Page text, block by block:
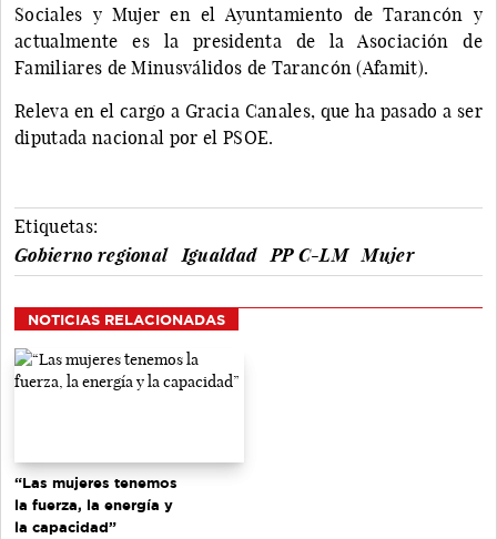
Sociales y Mujer en el Ayuntamiento de Tarancón y
actualmente es la presidenta de la Asociación de
Familiares de Minusválidos de Tarancón (Afamit).
Releva en el cargo a Gracia Canales, que ha pasado a ser
diputada nacional por el PSOE.
Etiquetas:
Gobierno regional
Igualdad PP C-LM Mujer
NOTICIAS RELACIONADAS
“Las mujeres tenemos
la fuerza, la energía y
la capacidad”